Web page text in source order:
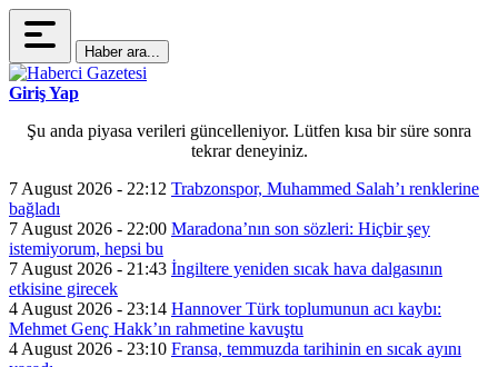
Haber ara...
Giriş Yap
Şu anda piyasa verileri güncelleniyor. Lütfen kısa bir süre sonra
tekrar deneyiniz.
7 August 2026 - 22:12 Trabzonspor, Muhammed Salah’ı renklerine
bağladı
7 August 2026 - 22:00 Maradona’nın son sözleri: Hiçbir şey
istemiyorum, hepsi bu
7 August 2026 - 21:43 İngiltere yeniden sıcak hava dalgasının
etkisine girecek
4 August 2026 - 23:14 Hannover Türk toplumunun acı kaybı:
Mehmet Genç Hakk’ın rahmetine kavuştu
4 August 2026 - 23:10 Fransa, temmuzda tarihinin en sıcak ayını